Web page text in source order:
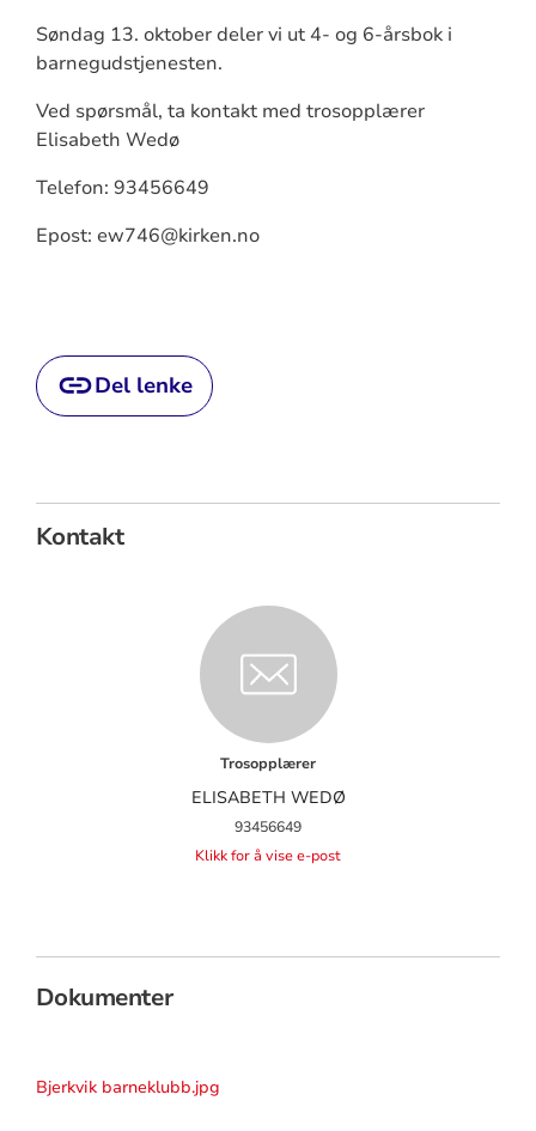
Søndag 13. oktober deler vi ut 4- og 6-årsbok i
barnegudstjenesten.
Ved spørsmål, ta kontakt med trosopplærer
Elisabeth Wedø
Telefon: 93456649
Epost: ew746@kirken.no
Del lenke
Kontakt
Trosopplærer
ELISABETH WEDØ
93456649
Klikk for å vise e-post
Dokumenter
Bjerkvik barneklubb.jpg